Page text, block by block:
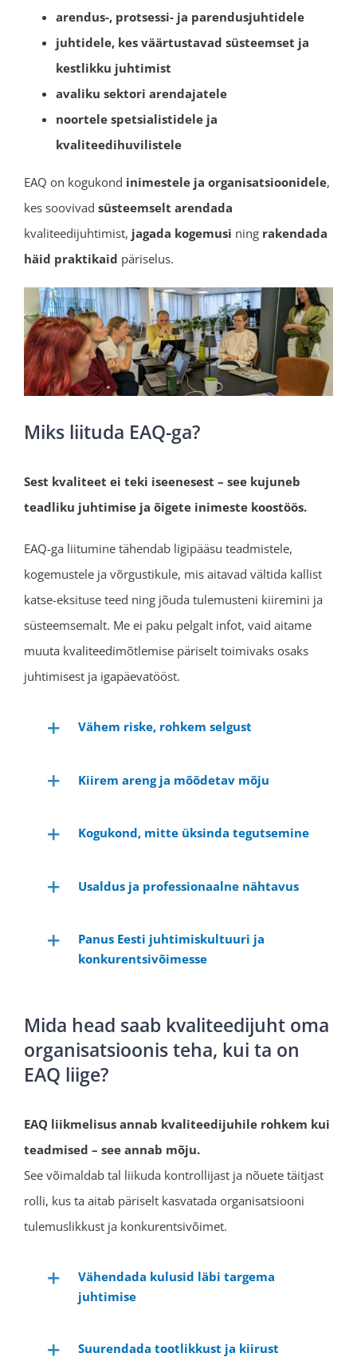
arendus-, protsessi- ja parendusjuhtidele
juhtidele, kes väärtustavad süsteemset ja
kestlikku juhtimist
avaliku sektori arendajatele
noortele spetsialistidele ja
kvaliteedihuvilistele
EAQ on kogukond inimestele ja organisatsioonidele,
kes soovivad süsteemselt arendada
kvaliteedijuhtimist, jagada kogemusi ning rakendada
häid praktikaid päriselus.
Miks liituda EAQ-ga?
Sest kvaliteet ei teki iseenesest – see kujuneb
teadliku juhtimise ja õigete inimeste koostöös.
EAQ-ga liitumine tähendab ligipääsu teadmistele,
kogemustele ja võrgustikule, mis aitavad vältida kallist
katse-eksituse teed ning jõuda tulemusteni kiiremini ja
süsteemsemalt. Me ei paku pelgalt infot, vaid aitame
muuta kvaliteedimõtlemise päriselt toimivaks osaks
juhtimisest ja igapäevatööst.
Vähem riske, rohkem selgust
Kiirem areng ja mõõdetav mõju
Kogukond, mitte üksinda tegutsemine
Usaldus ja professionaalne nähtavus
Panus Eesti juhtimiskultuuri ja
konkurentsivõimesse
Mida head saab kvaliteedijuht oma
organisatsioonis teha, kui ta on
EAQ liige?
EAQ liikmelisus annab kvaliteedijuhile rohkem kui
teadmised – see annab mõju.
See võimaldab tal liikuda kontrollijast ja nõuete täitjast
rolli, kus ta aitab päriselt kasvatada organisatsiooni
tulemuslikkust ja konkurentsivõimet.
Vähendada kulusid läbi targema
juhtimise
Suurendada tootlikkust ja kiirust